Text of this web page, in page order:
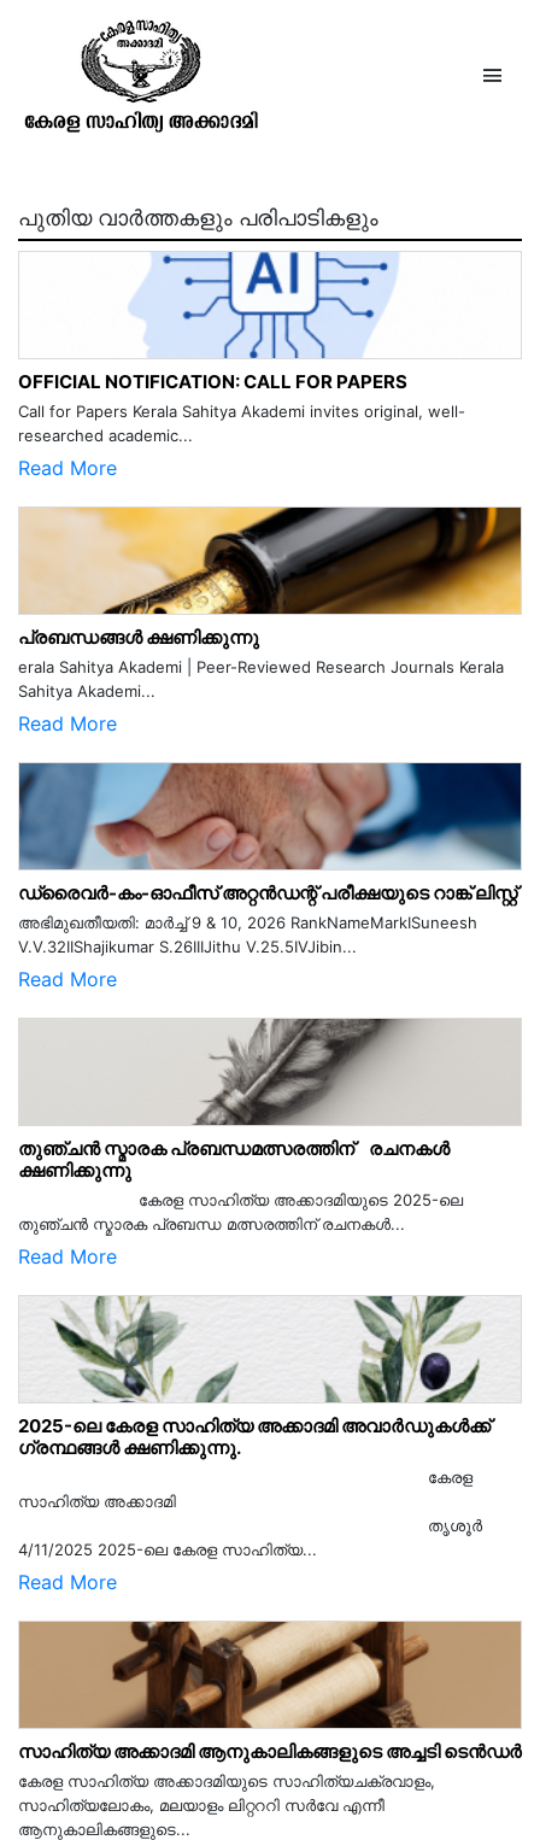
പെരുമ്പടവം ശ്രീധരൻ
പുതിയ വാർത്തകളും പരിപാടികളും
OFFICIAL NOTIFICATION: CALL FOR PAPERS
Call for Papers Kerala Sahitya Akademi invites original, well-
researched academic...
Read More
പ്രബന്ധങ്ങൾ ക്ഷണിക്കുന്നു
erala Sahitya Akademi | Peer-Reviewed Research Journals Kerala
Sahitya Akademi...
Read More
ഡ്രൈവർ-കം-ഓഫീസ് അറ്റൻഡന്റ് പരീക്ഷയുടെ റാങ്ക് ലിസ്റ്റ്
അഭിമുഖതീയതി: മാർച്ച് 9 & 10, 2026 RankNameMarkISuneesh
V.V.32IIShajikumar S.26IIIJithu V.25.5IVJibin...
Read More
തുഞ്ചൻ സ്മാരക പ്രബന്ധമത്സരത്തിന് രചനകൾ
ക്ഷണിക്കുന്നു
കേരള സാഹിത്യ അക്കാദമിയുടെ 2025-ലെ
തുഞ്ചൻ സ്മാരക പ്രബന്ധ മത്സരത്തിന് രചനകൾ...
Read More
2025-ലെ കേരള സാഹിത്യ അക്കാദമി അവാർഡുകൾക്ക്
ഗ്രന്ഥങ്ങൾ ക്ഷണിക്കുന്നു.
കേരള
സാഹിത്യ അക്കാദമി
തൃശൂര്‍
4/11/2025 2025-ലെ കേരള സാഹിത്യ...
Read More
സാഹിത്യ അക്കാദമി ആനുകാലികങ്ങളുടെ അച്ചടി ടെൻഡർ
കേരള സാഹിത്യ അക്കാദമിയുടെ സാഹിത്യചക്രവാളം,
സാഹിത്യലോകം, മലയാളം ലിറ്റററി സർവേ എന്നീ
ആനുകാലികങ്ങളുടെ...